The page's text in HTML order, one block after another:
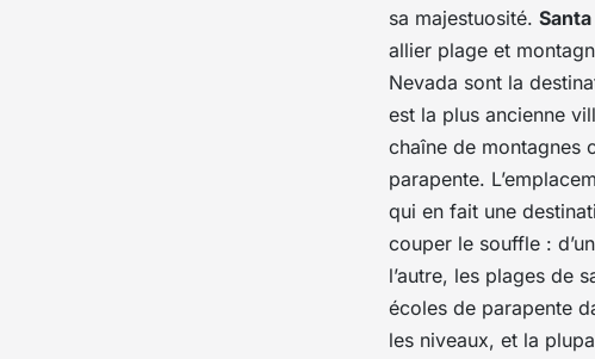
sa majestuosité.
allier plage et
Nevada sont la
est la plus ancienne
chaîne de montagnes
parapente.
qui en fait une
couper le souffle :
l’autre, les plages de
écoles de parapente
les niveaux, et la